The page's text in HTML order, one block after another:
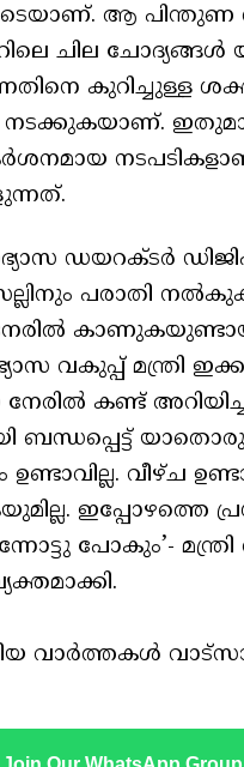
ആ പിന്തുണ
ചില
കുറിച്ചുള്ള
ഡയറക്ടർ
പരാതി
വകുപ്പ് മന്ത്രി
നേരിൽ കണ്ട്
ബന്ധപ്പെട്ട് യാതൊരു
ഉണ്ടാവില്ല. വീഴ്ച
ഇപ്പോഴത്തെ
പോകും’- മന്ത്രി
വാർത്തകൾ